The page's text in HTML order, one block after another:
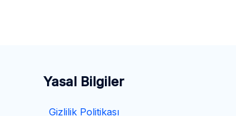
Yasal Bilgiler
Gizlilik Politikası